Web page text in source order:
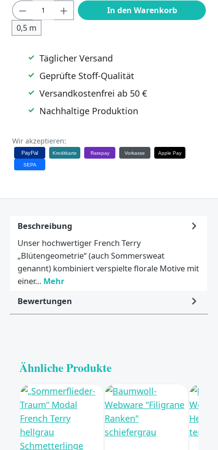
Produkt Anzahl: Gib den gewünschten
0,5 m
In den Warenkorb
Täglicher Versand
Geprüfte Stoff-Qualität
Versandkostenfrei ab 50 €
Nachhaltige Produktion
Wir akzeptieren:
PayPal Kreditkarte Ratepay Vorkasse Apple Pay
SEPA
Beschreibung
Unser hochwertiger French Terry
„Blütengeometrie“ (auch Sommersweat
genannt) kombiniert verspielte florale Motive mit
einer… Mehr
Bewertungen
Ähnliche Produkte